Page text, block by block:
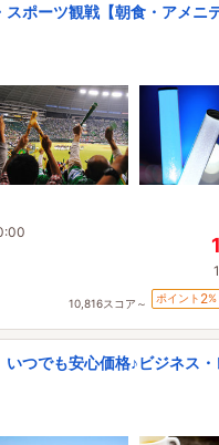
スポーツ観戦【朝食・アメニ
10,816スコア～ ポイント 2%
いつでも安心価格♪ビジネス